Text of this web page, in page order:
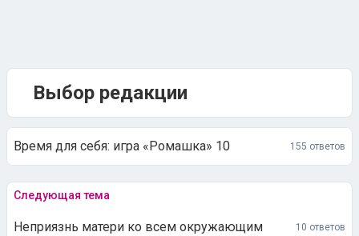
Выбор редакции
Время для себя: игра «Ромашка» 10 155 ответов
Следующая тема
Неприязнь матери ко всем окружающим 10 ответов